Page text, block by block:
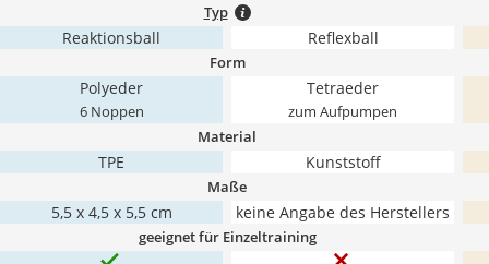
Typ
Reaktionsball Reflexball
Form
Polyeder
6 Noppen
Tetraeder
zum Aufpumpen
Material
TPE Kunststoff
Maße
5,5 x 4,5 x 5,5 cm keine Angabe des Herstellers
geeignet für Einzeltraining